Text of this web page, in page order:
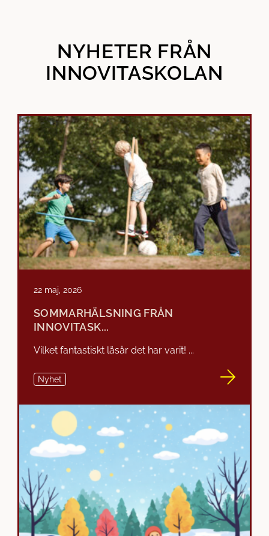
NYHETER FRÅN
INNOVITA­­SKOLAN
22 maj, 2026
SOMMARHÄLSNING FRÅN
INNOVITASK...
Vilket fantastiskt läsår det har varit! ...
Nyhet